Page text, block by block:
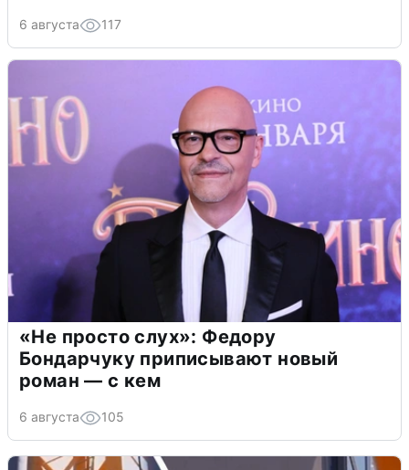
6 августа 117
«Не просто слух»: Федору
Бондарчуку приписывают новый
роман — с кем
6 августа 105